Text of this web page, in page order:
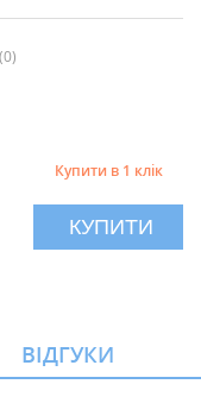
Купити в 1 клік
КУПИТИ
ВІДГУКИ